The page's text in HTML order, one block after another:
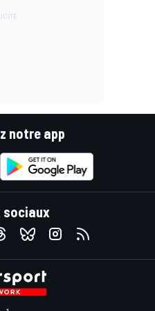
notre app
sociaux